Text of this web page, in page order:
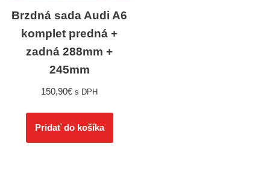
Brzdná sada Audi A6
komplet predná +
zadná 288mm +
245mm
150,90€ s DPH
Pridať do košíka